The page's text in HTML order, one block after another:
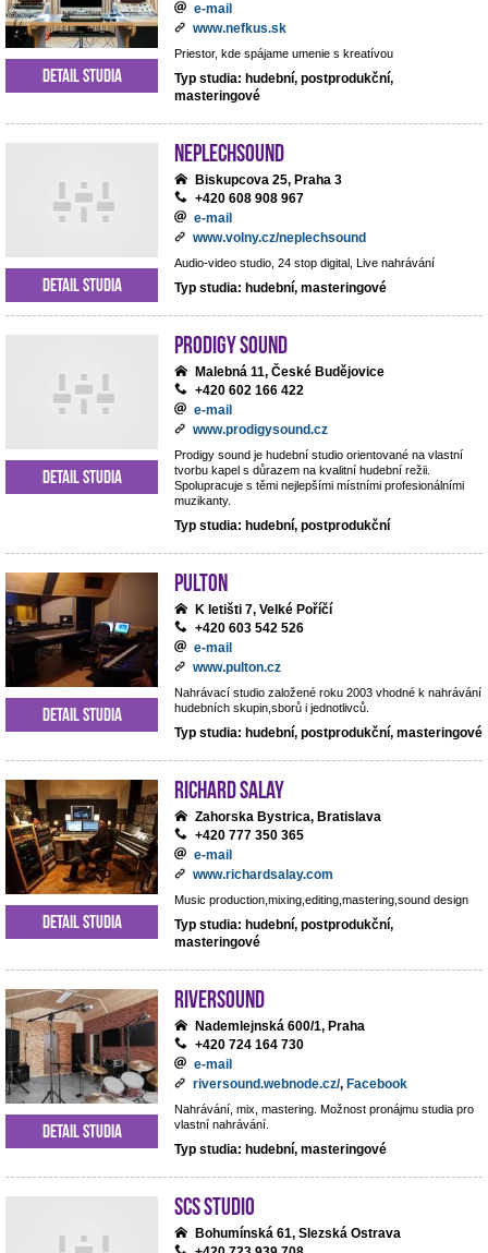
e-mail
www.nefkus.sk
Priestor, kde spájame umenie s kreatívou
Typ studia: hudební, postprodukční,
masteringové
Detail studia
NEPLECHSOUND
Biskupcova 25, Praha 3
+420 608 908 967
e-mail
www.volny.cz/neplechsound
Audio-video studio, 24 stop digital, Live nahrávání
Typ studia: hudební, masteringové
Detail studia
Prodigy Sound
Malebná 11, České Budějovice
+420 602 166 422
e-mail
www.prodigysound.cz
Prodigy sound je hudební studio orientované na vlastní
tvorbu kapel s důrazem na kvalitní hudební režii.
Spolupracuje s těmi nejlepšími místními profesionálními
muzikanty.
Typ studia: hudební, postprodukční
Detail studia
Pulton
K letišti 7, Velké Poříčí
+420 603 542 526
e-mail
www.pulton.cz
Nahrávací studio založené roku 2003 vhodné k nahrávání
hudebních skupin,sborů i jednotlivců.
Typ studia: hudební, postprodukční, masteringové
Detail studia
RICHARD SALAY
Zahorska Bystrica, Bratislava
+420 777 350 365
e-mail
www.richardsalay.com
Music production,mixing,editing,mastering,sound design
Typ studia: hudební, postprodukční,
masteringové
Detail studia
Riversound
Nademlejnská 600/1, Praha
+420 724 164 730
e-mail
riversound.webnode.cz/, Facebook
Nahrávání, mix, mastering. Možnost pronájmu studia pro
vlastní nahrávání.
Typ studia: hudební, masteringové
Detail studia
SCS Studio
Bohumínská 61, Slezská Ostrava